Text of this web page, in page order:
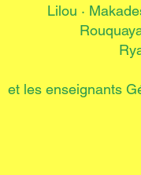
Lilou ·
et les enseignants